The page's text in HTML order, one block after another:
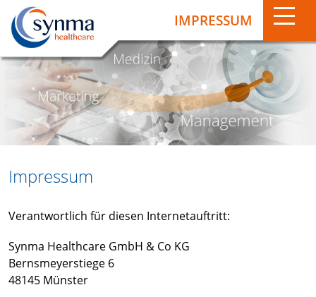
IMPRESSUM
Impressum
Verantwortlich für diesen Internetauftritt:
Synma Healthcare GmbH & Co KG
Bernsmeyerstiege 6
48145 Münster